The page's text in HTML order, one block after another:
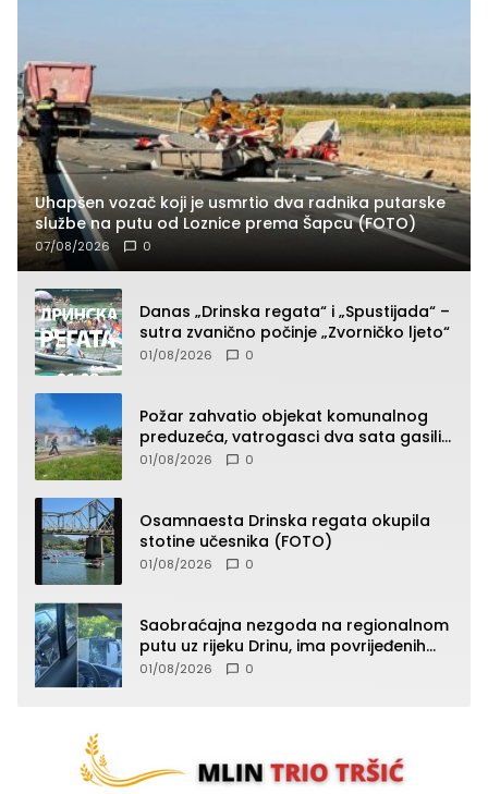
Uhapšen vozač koji je usmrtio dva radnika putarske
službe na putu od Loznice prema Šapcu (FOTO)
07/08/2026 0
Danas „Drinska regata“ i „Spustijada“ –
sutra zvanično počinje „Zvorničko ljeto“
01/08/2026 0
Požar zahvatio objekat komunalnog
preduzeća, vatrogasci dva sata gasili
vatru (FOTO)
01/08/2026 0
Osamnaesta Drinska regata okupila
stotine učesnika (FOTO)
01/08/2026 0
Saobraćajna nezgoda na regionalnom
putu uz rijeku Drinu, ima povrijeđenih
lica (FOTO)
01/08/2026 0